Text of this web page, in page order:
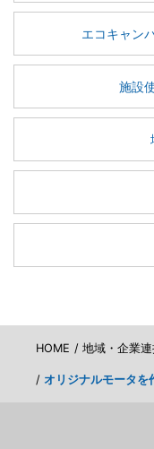
エコキャン
施設
HOME 地域・企業
オリジナルモータを